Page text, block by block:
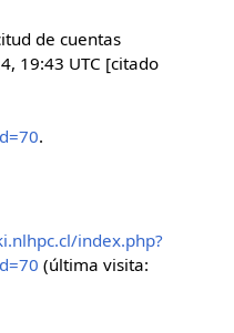
de cuentas
19:43 UTC [citado
.
index.php?
(última visita: